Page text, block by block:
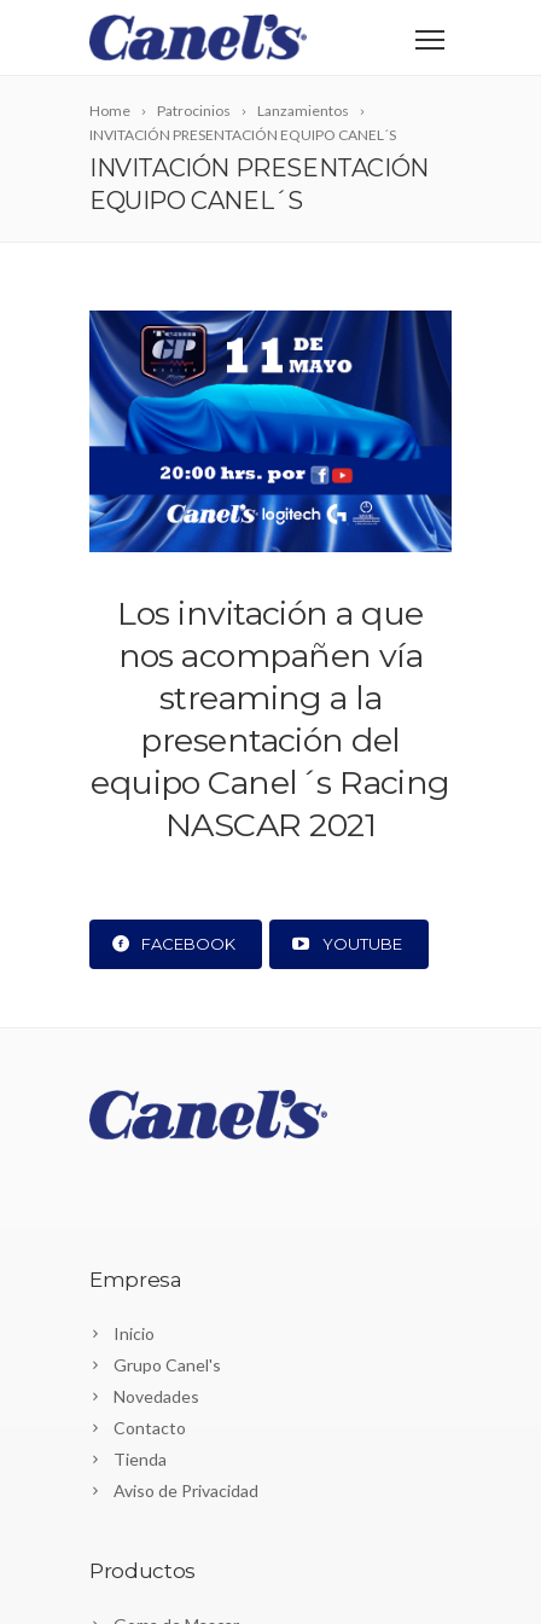
Home Patrocinios
Lanzamientos
INVITACIÓN PRESENTACIÓN EQUIPO CANEL´S
INVITACIÓN PRESENTACIÓN
EQUIPO CANEL´S
Los invitación a que
nos acompañen vía
streaming a la
presentación del
equipo Canel´s Racing
NASCAR 2021
FACEBOOK YOUTUBE
Empresa
Inicio
Grupo Canel's
Novedades
Contacto
Tienda
Aviso de Privacidad
Productos